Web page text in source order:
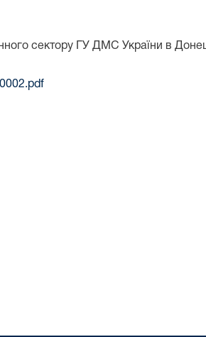
сектору ГУ ДМС України в